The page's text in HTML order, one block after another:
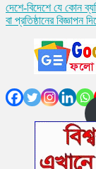
দেশে-বিদেশে যে কোন
বা প্রতিষ্ঠানের